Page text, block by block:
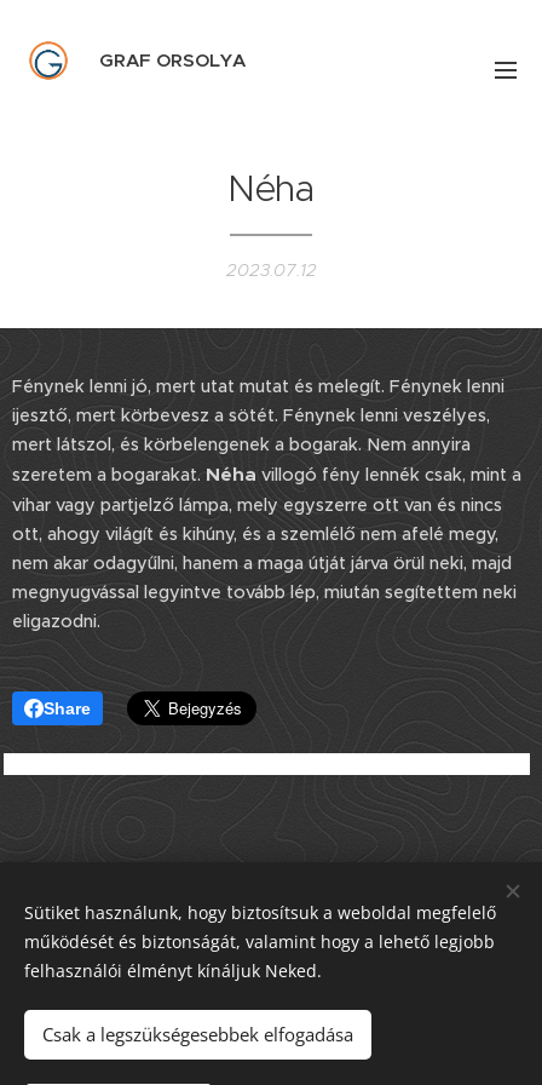
GRAF ORSOLYA
Néha
2023.07.12
Fénynek lenni jó, mert utat mutat és melegít. Fénynek lenni
ijesztő, mert körbevesz a sötét. Fénynek lenni veszélyes,
mert látszol, és körbelengenek a bogarak. Nem annyira
szeretem a bogarakat. Néha villogó fény lennék csak, mint a
vihar vagy partjelző lámpa, mely egyszerre ott van és nincs
ott, ahogy világít és kihúny, és a szemlélő nem afelé megy,
nem akar odagyűlni, hanem a maga útját járva örül neki, majd
megnyugvással legyintve tovább lép, miután segítettem neki
eligazodni.
Share
Sütiket használunk, hogy biztosítsuk a weboldal megfelelő
működését és biztonságát, valamint hogy a lehető legjobb
felhasználói élményt kínáljuk Neked.
Csak a legszükségesebbek elfogadása